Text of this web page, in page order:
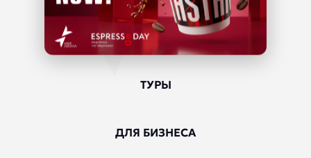
МЕДИЦИНСКИЙ ТУРИЗМ
ТУРЫ
ДЛЯ БИЗНЕСА